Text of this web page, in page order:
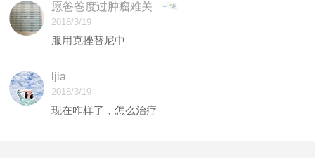
愿爸爸度过肿瘤难关
2018/3/19
服用克挫替尼中
ljia
2018/3/19
现在咋样了，怎么治疗